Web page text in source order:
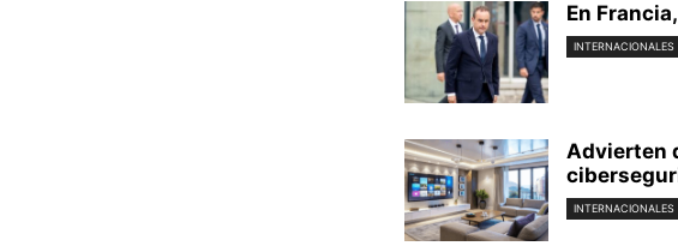
En
INTERNACIONALES
Advierten
INTERNACIONALES